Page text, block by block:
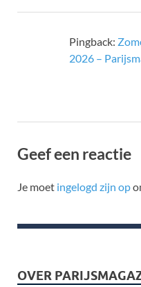
Pingback:
2026 –
Geef een reactie
Je moet ingelogd zijn op
OVER